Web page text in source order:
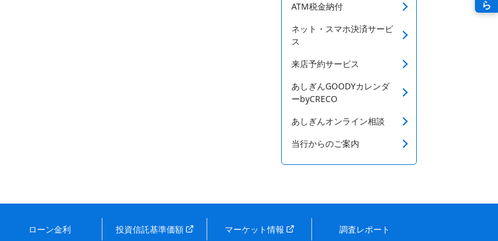
ATM税金納付
ネット・スマホ決済サービ
ス
来店予約サービス
あしぎんGOODYカレンダ
ーbyCRECO
あしぎんオンライン相談
当行からのご案内
ローン金利 投資信託基準価額 マーケット情報 調査レポート